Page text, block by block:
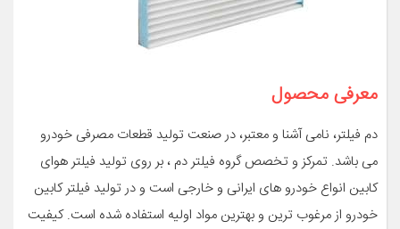
معرفی محصول
دم فیلتر، نامی آشنا و معتبر، در صنعت تولید قطعات مصرفی خودرو
می باشد. تمرکز و تخصص گروه فیلتر دم ، بر روی تولید فیلتر هوای
کابین انواع خودرو های ایرانی و خارجی است و در تولید فیلتر کابین
خودرو از مرغوب ترین و بهترین مواد اولیه استفاده شده است. کیفیت